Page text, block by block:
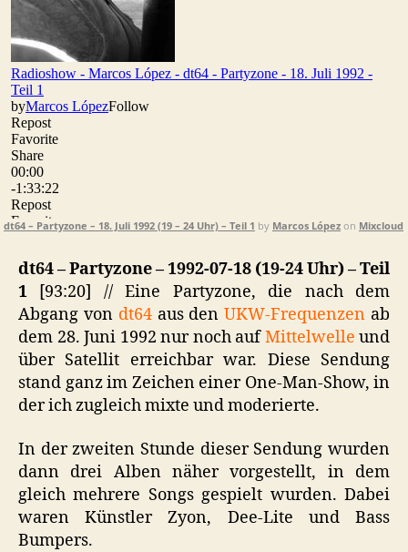
dt64 – Partyzone – 18. Juli 1992 (19 – 24 Uhr) – Teil 1 by Marcos López on Mixcloud
dt64 – Partyzone – 1992-07-18 (19-24 Uhr) – Teil
1 [93:20] // Eine Partyzone, die nach dem
Abgang von dt64aus denUKW-Frequenzen ab
dem 28. Juni 1992 nur noch aufMittelwelle und
über Satellit erreichbar war. Diese Sendung
stand ganz im Zeichen einer One-Man-Show, in
der ich zugleich mixte und moderierte.
In der zweiten Stunde dieser Sendung wurden
dann drei Alben näher vorgestellt, in dem
gleich mehrere Songs gespielt wurden. Dabei
waren Künstler Zyon, Dee-Lite und Bass
Bumpers.